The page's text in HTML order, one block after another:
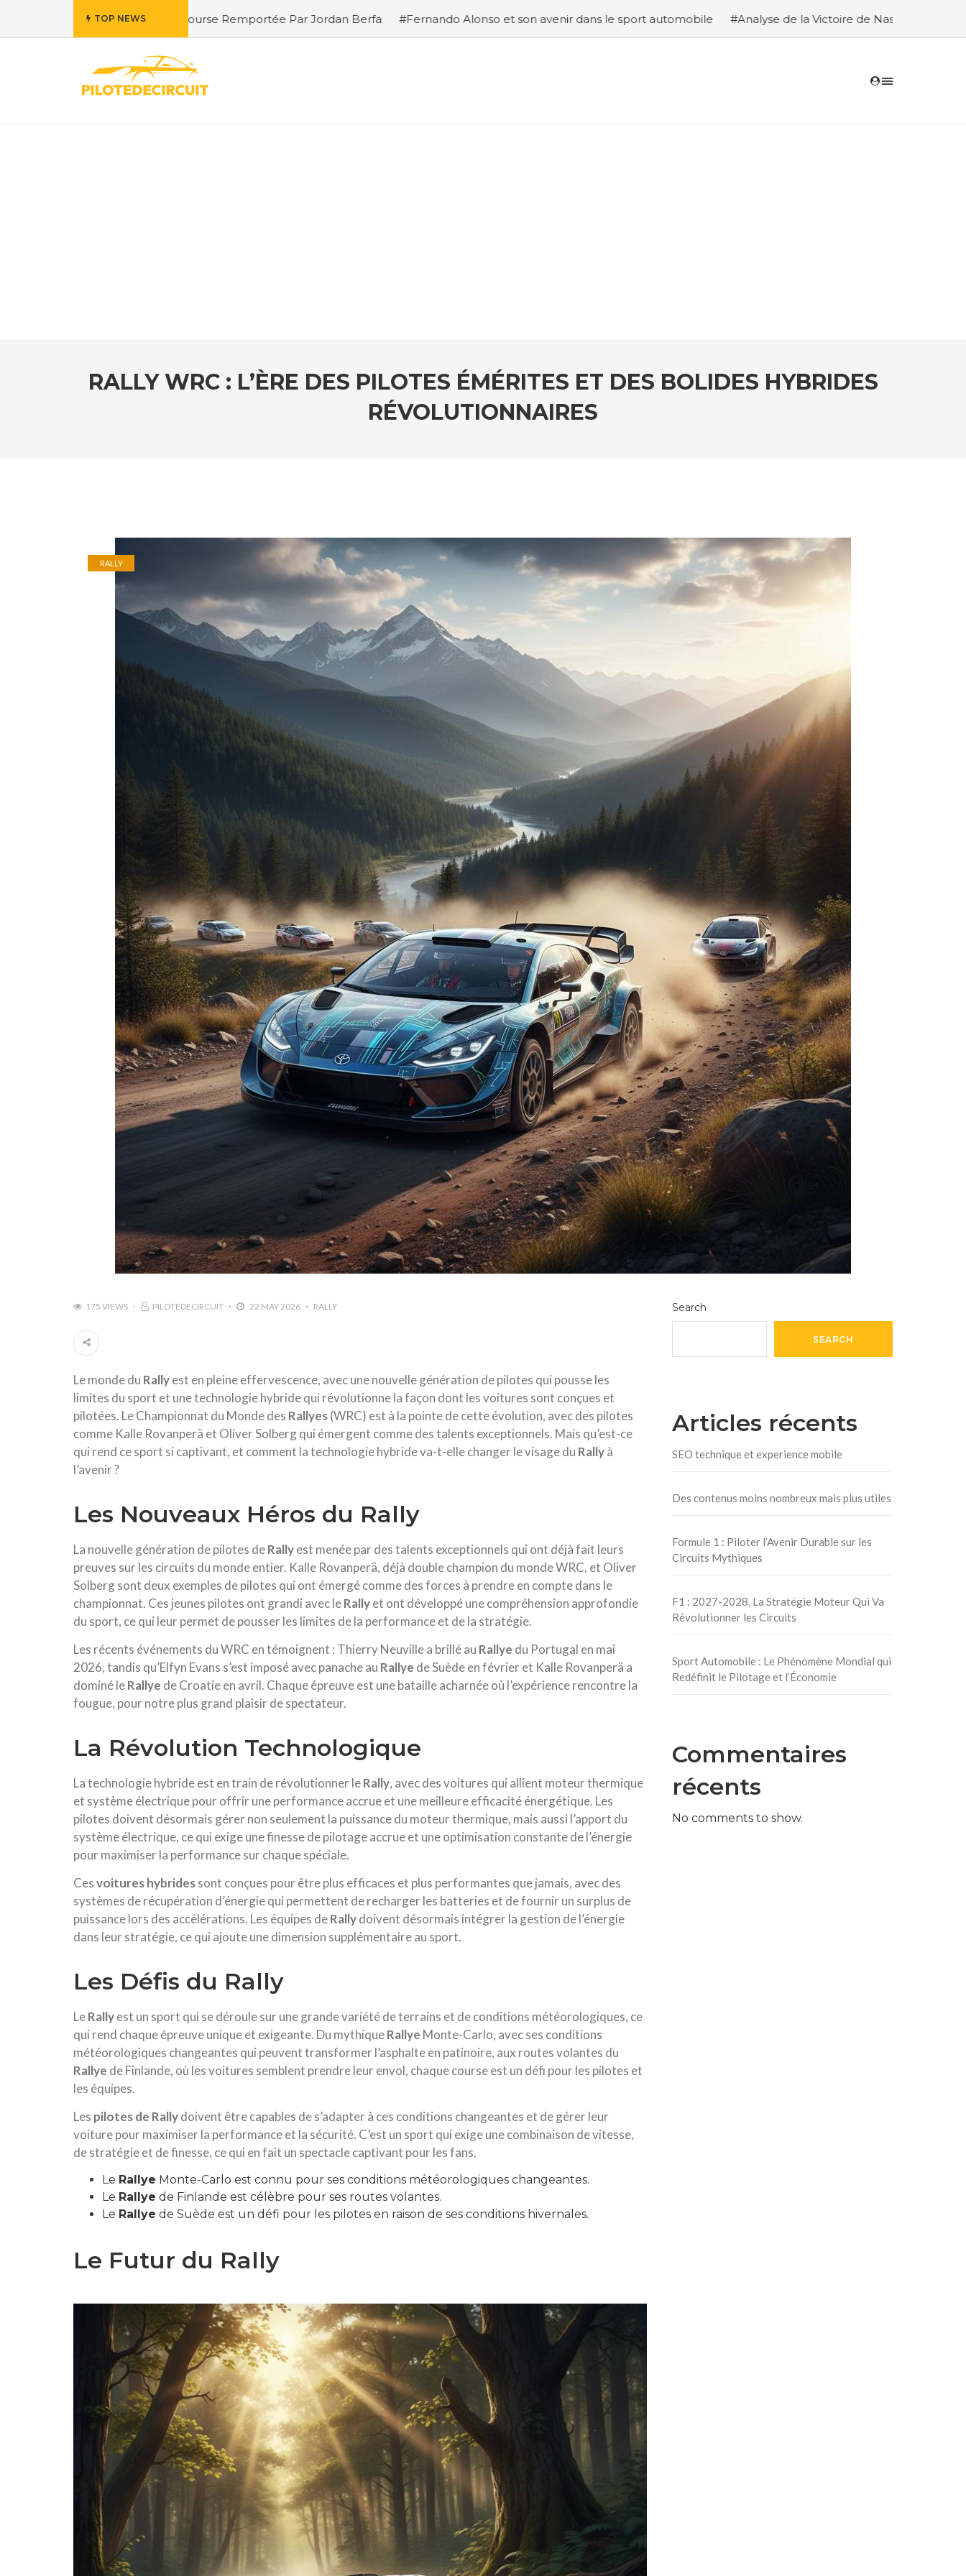
TOP NEWS
de la Course Remportée Par Jordan Berfa #Fernando Alonso et son avenir dans le sport automobile #Analyse de la Victoire de Nasser Al-Attiyah et Édouard
RALLY WRC : L’ÈRE DES PILOTES ÉMÉRITES ET DES BOLIDES HYBRIDES
RÉVOLUTIONNAIRES
RALLY
175 VIEWS PILOTEDECIRCUIT 22 MAY 2026 RALLY
Le monde du Rallyest en pleine effervescence, avec une nouvelle génération de pilotes qui pousse les
limites du sport et une technologie hybride qui révolutionne la façon dont les voitures sont conçues et
pilotées. Le Championnat du Monde des Rallyes(WRC) est à la pointe de cette évolution, avec des pilotes
comme Kalle Rovanperä et Oliver Solberg qui émergent comme des talents exceptionnels. Mais qu’est-ce
qui rend ce sport si captivant, et comment la technologie hybride va-t-elle changer le visage du Rallyà
l’avenir ?
Les Nouveaux Héros du Rally
La nouvelle génération de pilotes deRallyest menée par des talents exceptionnels qui ont déjà fait leurs
preuves sur les circuits du monde entier. Kalle Rovanperä, déjà double champion du monde WRC, et Oliver
Solberg sont deux exemples de pilotes qui ont émergé comme des forces à prendre en compte dans le
championnat. Ces jeunes pilotes ont grandi avec leRallyet ont développé une compréhension approfondie
du sport, ce qui leur permet de pousser les limites de la performance et de la stratégie.
Les récents événements du WRC en témoignent : Thierry Neuville a brillé au Rallye du Portugal en mai
2026, tandis qu’Elfyn Evans s’est imposé avec panache au Rallye de Suède en février et Kalle Rovanperä a
dominé leRallye de Croatie en avril. Chaque épreuve est une bataille acharnée où l’expérience rencontre la
fougue, pour notre plus grand plaisir de spectateur.
La Révolution Technologique
La technologie hybride est en train de révolutionner leRally, avec des voitures qui allient moteur thermique
et système électrique pour offrir une performance accrue et une meilleure efficacité énergétique. Les
pilotes doivent désormais gérer non seulement la puissance du moteur thermique, mais aussi l’apport du
système électrique, ce qui exige une finesse de pilotage accrue et une optimisation constante de l’énergie
pour maximiser la performance sur chaque spéciale.
Cesvoitures hybridessont conçues pour être plus efficaces et plus performantes que jamais, avec des
systèmes de récupération d’énergie qui permettent de recharger les batteries et de fournir un surplus de
puissance lors des accélérations. Les équipes deRallydoivent désormais intégrer la gestion de l’énergie
dans leur stratégie, ce qui ajoute une dimension supplémentaire au sport.
Les Défis du Rally
LeRallyest un sport qui se déroule sur une grande variété de terrains et de conditions météorologiques, ce
qui rend chaque épreuve unique et exigeante. Du mythiqueRallye Monte-Carlo, avec ses conditions
météorologiques changeantes qui peuvent transformer l’asphalte en patinoire, aux routes volantes du
Rallye de Finlande, où les voitures semblent prendre leur envol, chaque course est un défi pour les pilotes et
les équipes.
Les pilotes de Rallydoivent être capables de s’adapter à ces conditions changeantes et de gérer leur
voiture pour maximiser la performance et la sécurité. C’est un sport qui exige une combinaison de vitesse,
de stratégie et de finesse, ce qui en fait un spectacle captivant pour les fans.
Le Rallye Monte-Carlo est connu pour ses conditions météorologiques changeantes.
Le Rallye de Finlande est célèbre pour ses routes volantes.
Le Rallye de Suède est un défi pour les pilotes en raison de ses conditions hivernales.
Le Futur du Rally
Search
SEARCH
Articles récents
SEO technique et experience mobile
Des contenus moins nombreux mais plus utiles
Formule 1 : Piloter l’Avenir Durable sur les
Circuits Mythiques
F1 : 2027-2028, La Stratégie Moteur Qui Va
Révolutionner les Circuits
Sport Automobile : Le Phénomène Mondial qui
Redéfinit le Pilotage et l’Économie
Commentaires
récents
No comments to show.